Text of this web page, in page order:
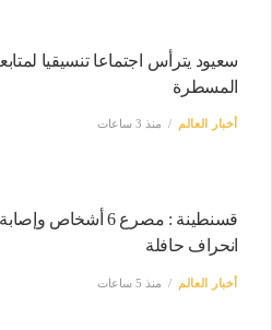
سعيود يترأس اجتماعا تنسيقيا
المسطرة
أخبار العالم منذ 3 ساعات
انحراف حافلة
أخبار العالم منذ 5 ساعات